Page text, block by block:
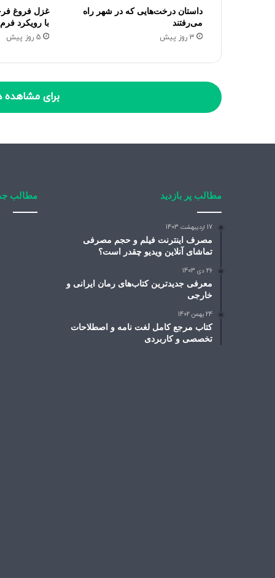
داستان درخت‌هایی که در شهر راه
می‌رفتند
3 روز پیش
غزل فروغ
با رویکرد
5 روز پیش
برای مشاهده
مطالب پر بازدید
17 اردیبهشت 1403
مصرف اینترنت فیلم و حجم مصرفی
تماشای آنلاین ویدیو چقدر است؟
26 دی 1403
معرفی جدیدترین کتاب‌های رمان ایرانی و
خارجی
24 بهمن 1402
کتاب مرجع کامل لغت نامه و اصطلاحات
تخصصی و کاربردی
مطالب